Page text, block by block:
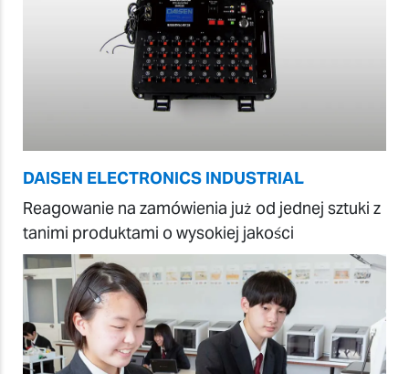
DAISEN ELECTRONICS INDUSTRIAL
Reagowanie na zamówienia już od jednej sztuki z
tanimi produktami o wysokiej jakości